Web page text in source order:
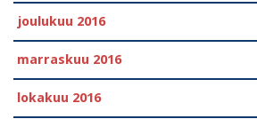
joulukuu 2016
marraskuu 2016
lokakuu 2016